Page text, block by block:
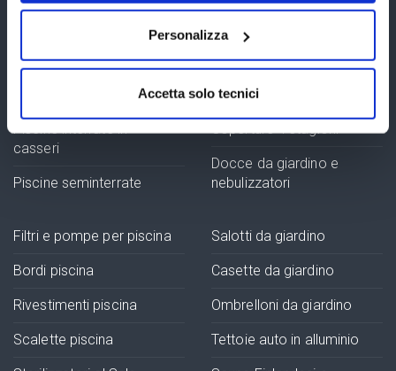
Personalizza
Accetta solo tecnici
Piscine interrate in
casseri
Piscine seminterrate
Prodotti chimici piscina
Coperture isotermiche
Docce da giardino e
nebulizzatori
Filtri e pompe per piscina
Bordi piscina
Rivestimenti piscina
Scalette piscina
Salotti da giardino
Casette da giardino
Ombrelloni da giardino
Tettoie auto in alluminio